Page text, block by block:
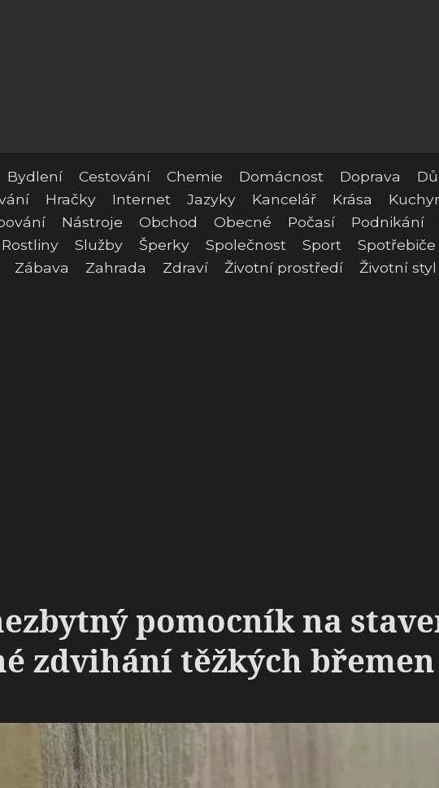
Bydlení Cestování Chemie Domácnost Doprava
Hračky Internet Jazyky Kancelář Krása
Nástroje Obchod Obecné Počasí Podnikání
Rostliny Služby Šperky Společnost Sport Spotřebiče
Zábava Zahrada Zdraví Životní prostředí Životní styl
pomocník na
zdvihání těžkých břemen